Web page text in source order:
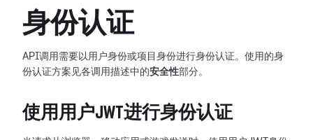
身份认证
API调用需要以用户身份或项目身份进行身份认证。使用的身
份认证方案见各调用描述中的安全性部分。
使用用户JWT进行身份认证